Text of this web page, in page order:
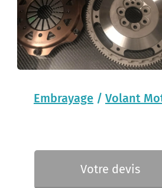
Embrayage/ Volant
Votre devis